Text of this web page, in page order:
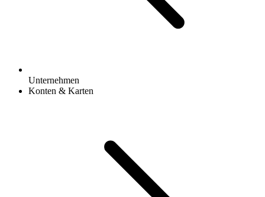
Unternehmen
Konten & Karten